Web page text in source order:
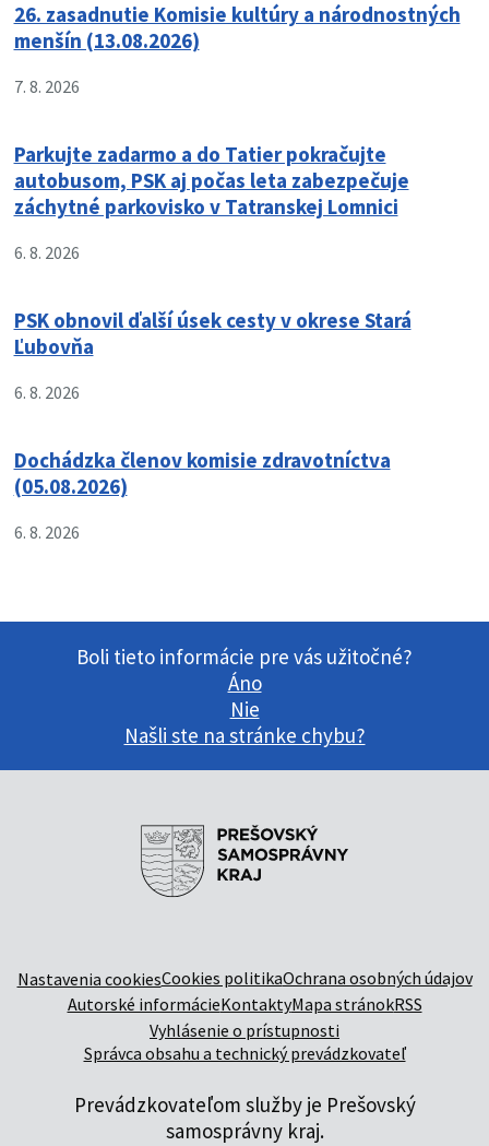
26. zasadnutie Komisie kultúry a národnostných
menšín (13.08.2026)
7. 8. 2026
Parkujte zadarmo a do Tatier pokračujte
autobusom, PSK aj počas leta zabezpečuje
záchytné parkovisko v Tatranskej Lomnici
6. 8. 2026
PSK obnovil ďalší úsek cesty v okrese Stará
Ľubovňa
6. 8. 2026
Dochádzka členov komisie zdravotníctva
(05.08.2026)
6. 8. 2026
Boli tieto informácie pre vás užitočné?
Áno
Nie
Našli ste na stránke chybu?
Nastavenia cookiesCookies politikaOchrana osobných údajov
Autorské informácieKontaktyMapa stránokRSS
Vyhlásenie o prístupnosti
Správca obsahu a technický prevádzkovateľ
Prevádzkovateľom služby je Prešovský
samosprávny kraj.